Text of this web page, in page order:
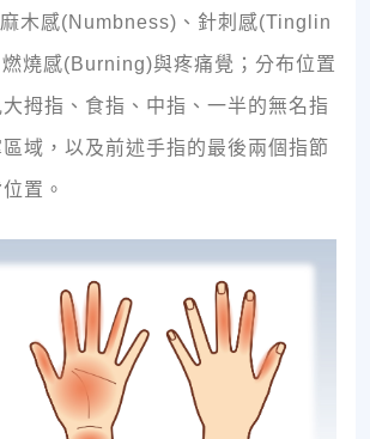
麻木感(Numbness)、針刺感(Tinglin
燒感(Burning)與疼痛覺；分布位置
大拇指、食指、中指、一半的無名指
域，以及前述手指的最後兩個指節
置。